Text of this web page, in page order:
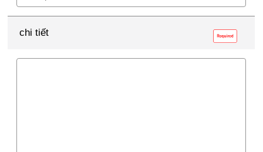
chi tiết